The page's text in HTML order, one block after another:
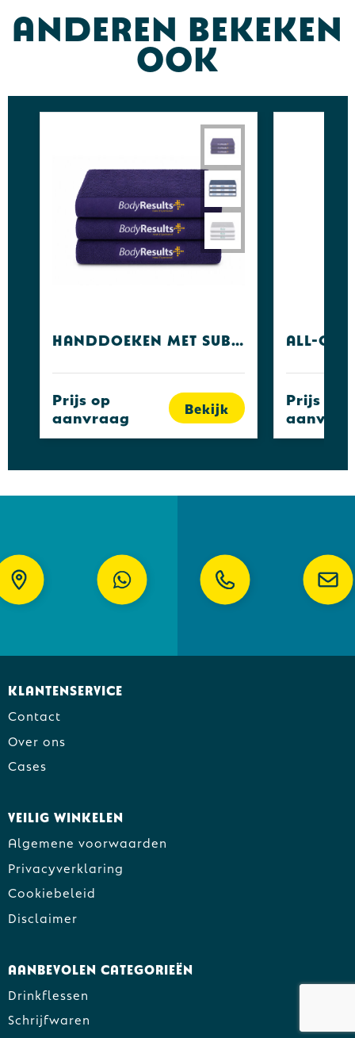
Anderen bekeken
ook
Handdoeken met sublimatie rand
Prijs op
aanvraag
Bekijk
Prijs op
Klantenservice
Contact
Over ons
Cases
Veilig winkelen
Algemene voorwaarden
Privacyverklaring
Cookiebeleid
Disclaimer
Aanbevolen categorieën
Drinkflessen
Schrijfwaren